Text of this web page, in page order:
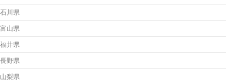
石川県
富山県
福井県
長野県
山梨県